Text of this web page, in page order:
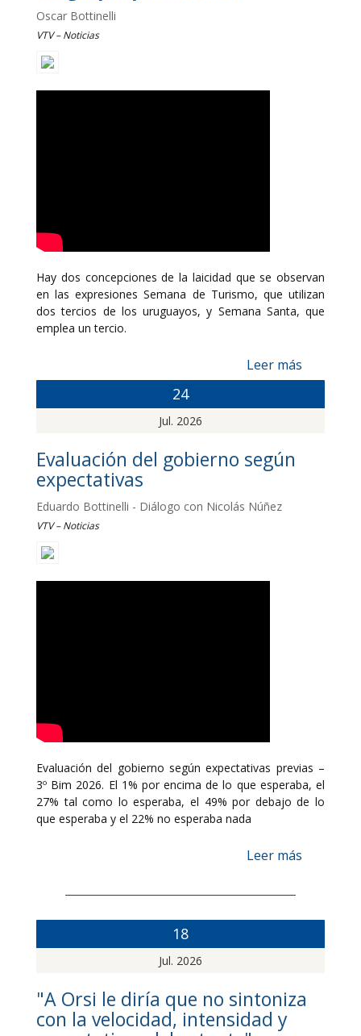
Oscar Bottinelli
VTV – Noticias
Hay dos concepciones de la laicidad que se observan
en las expresiones Semana de Turismo, que utilizan
dos tercios de los uruguayos, y Semana Santa, que
emplea un tercio.
Leer más
24
Jul. 2026
Evaluación del gobierno según
expectativas
Eduardo Bottinelli - Diálogo con Nicolás Núñez
VTV – Noticias
Evaluación del gobierno según expectativas previas –
3º Bim 2026. El 1% por encima de lo que esperaba, el
27% tal como lo esperaba, el 49% por debajo de lo
que esperaba y el 22% no esperaba nada
Leer más
18
Jul. 2026
"A Orsi le diría que no sintoniza
con la velocidad, intensidad y